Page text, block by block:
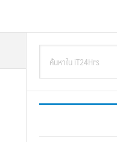
Primary
Sidebar
iT24Hrs